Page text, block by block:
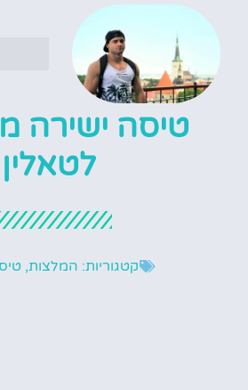
טיסה ישירה
לטאלין
קטגוריות: המלצות,